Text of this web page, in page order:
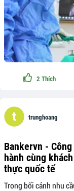
2 Thích
trunghoang
Bankervn -
hành cùng
thực quốc tế
Trong bối cảnh nhu